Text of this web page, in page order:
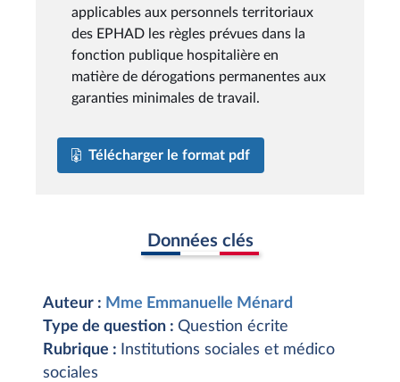
applicables aux personnels territoriaux
des EPHAD les règles prévues dans la
fonction publique hospitalière en
matière de dérogations permanentes aux
garanties minimales de travail.
Télécharger le format pdf
Données clés
Auteur : Mme Emmanuelle Ménard
Type de question : Question écrite
Rubrique :
Institutions sociales et médico
sociales